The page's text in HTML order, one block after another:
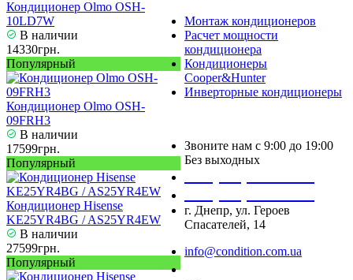
Кондиционер Olmo OSH-
10LD7W
В наличии
14330грн.
Популярный
Кондиционер Olmo OSH-
09FRH3
В наличии
17599грн.
Популярный
Кондиционер Hisense
KE25YR4BG / AS25YR4EW
В наличии
27599грн.
Популярный
Монтаж кондиционеров
Расчет мощности
кондиционера
Кондиционеры
Cooper&Hunter
Инверторные кондиционеры
Звоните нам с 9:00 до 19:00
Без выходных
г. Днепр, ул. Героев
Спасателей, 14
info@condition.com.ua